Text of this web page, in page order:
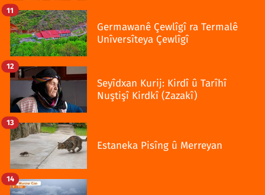
Germawanê Çewlîgî ra Termalê
Unîversîteya Çewlîgî
11
Seyîdxan Kurij: Kirdî û Tarîhî
Nuştişî Kirdkî (Zazakî)
12
Estaneka Pisîng û Merreyan
13
14